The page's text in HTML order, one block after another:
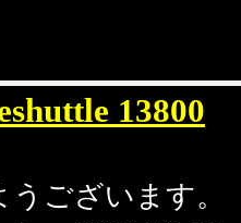
13800
ございます。